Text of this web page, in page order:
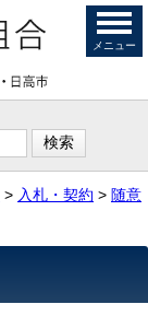
メニュー
> 入札・契約 > 随意